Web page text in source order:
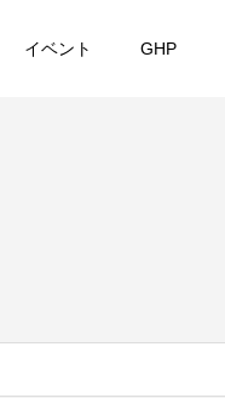
イベント GHP